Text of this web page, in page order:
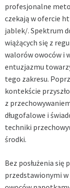
profesjonalne
czekają w ofercie
jablek/. Spektrum
wiążących się z
walorów owoców i
entuzjazmu
tego zakresu.
kontekście
z
długofalowe i
techniki
środki.
Bez posłużenia
przedstawionymi